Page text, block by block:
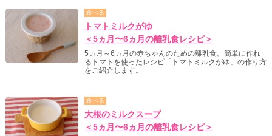
食べる
トマトミルクがゆ
＜5ヵ月〜6ヵ月の離乳食レシピ＞
5ヵ月～6ヵ月の赤ちゃんのための離乳食。簡単に作れ
るトマトを使ったレシピ「トマトミルクがゆ」の作り方
をご紹介します。
食べる
大根のミルクスープ
＜5ヵ月〜6ヵ月の離乳食レシピ＞